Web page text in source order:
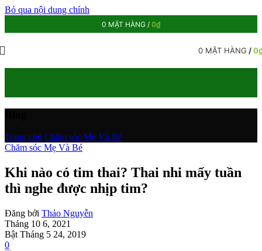
Bỏ qua nội dung chính
0 MẶT HÀNG / 0₫
0 MẶT HÀNG /0
Trang chủ Chăm sóc Mẹ Và Bé
Chăm sóc Mẹ Và Bé
Khi nào có tim thai? Thai nhi mấy tuần
thì nghe được nhịp tim?
Đăng bởi Thảo Nguyễn
Tháng 10 6, 2021
Bật Tháng 5 24, 2019
0